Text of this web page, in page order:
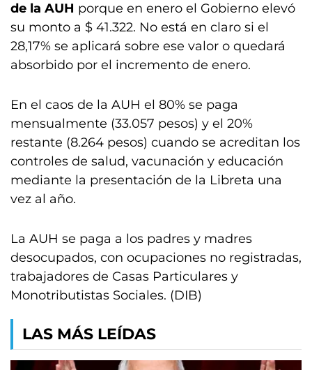
de la AUH porque en enero el Gobierno elevó
su monto a $ 41.322. No está en claro si el
28,17% se aplicará sobre ese valor o quedará
absorbido por el incremento de enero.
En el caos de la AUH el 80% se paga
mensualmente (33.057 pesos) y el 20%
restante (8.264 pesos) cuando se acreditan los
controles de salud, vacunación y educación
mediante la presentación de la Libreta una
vez al año.
La AUH se paga a los padres y madres
desocupados, con ocupaciones no registradas,
trabajadores de Casas Particulares y
Monotributistas Sociales. (DIB)
LAS MÁS LEÍDAS